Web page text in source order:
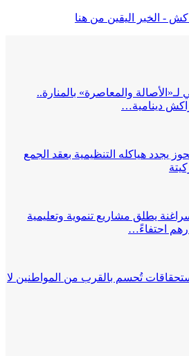
- الخبر اليقين من هنا
لـ«الأصالة والمعاصرة» بالمنارة..
دينامية…
يجدد هياكله التنظيمية بعقد الجمع
يطلق مشاريع تنموية وتعليمية
تُحسم بالقرب من المواطنين لا